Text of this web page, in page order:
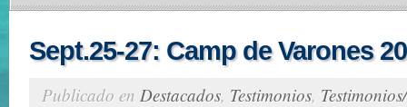
Sept.25-27: Camp de Varones
Publicado en Destacados, Testimonios,